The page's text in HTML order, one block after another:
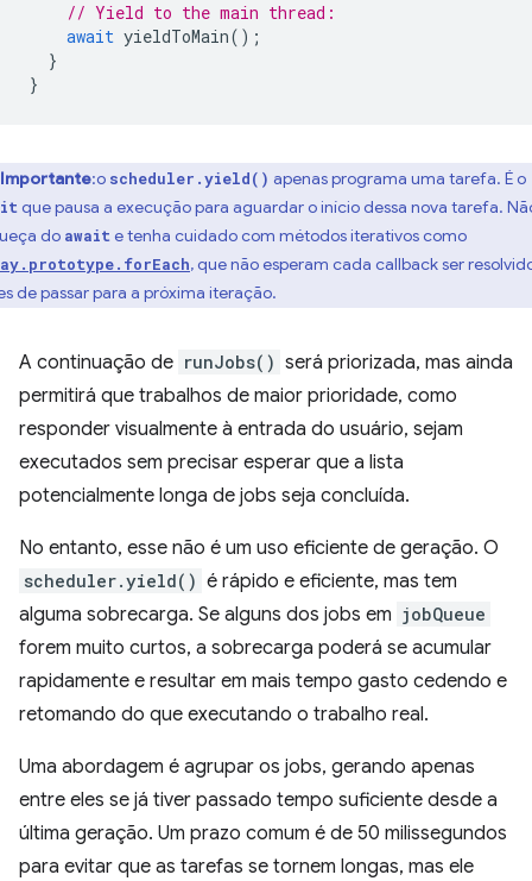
// Yield to the main thread:
await yieldToMain();
}
}
Importante:o scheduler.yield() apenas programa uma tarefa. É o
que pausa a execução para aguardar o início dessa nova tarefa.
do await e tenha cuidado com métodos iterativos como
, que não esperam cada callback ser
de passar para a próxima iteração.
A continuação de runJobs() será priorizada, mas ainda
permitirá que trabalhos de maior prioridade, como
responder visualmente à entrada do usuário, sejam
executados sem precisar esperar que a lista
potencialmente longa de jobs seja concluída.
No entanto, esse não é um uso eficiente de geração. O
scheduler.yield() é rápido e eficiente, mas tem
alguma sobrecarga. Se alguns dos jobs em jobQueue
forem muito curtos, a sobrecarga poderá se acumular
rapidamente e resultar em mais tempo gasto cedendo e
retomando do que executando o trabalho real.
Uma abordagem é agrupar os jobs, gerando apenas
entre eles se já tiver passado tempo suficiente desde a
última geração. Um prazo comum é de 50 milissegundos
para evitar que as tarefas se tornem longas, mas ele